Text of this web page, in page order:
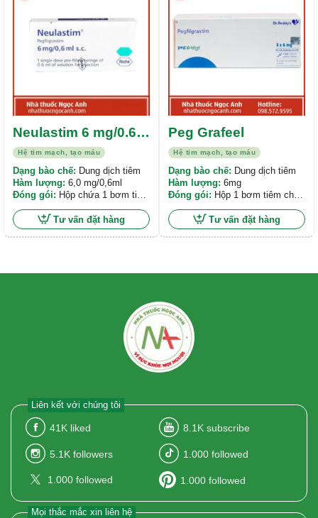
Hệ tim mạch, tạo máu
Neulastim 6 mg/0.6
ml s.c.
Dạng bào chế: Dung dịch tiêm
Hàm lượng: 6,0 mg/0,6ml
Đóng gói: Hộp chứa 1 bơm tiêm
Tư vấn đặt hàng
Hệ tim mạch, tạo máu
Peg Grafeel
Dạng bào chế: Dung dịch tiêm
Hàm lượng: 6mg
Đóng gói: Hộp 1 bơm tiêm chứa
Tư vấn đặt hàng
Liên kết với chúng tôi
41K liked 8.1K subscribe
5.1K followers 1.000 followed
1.000 followed 1.000 followed
Mọi thắc mắc xin liên hệ